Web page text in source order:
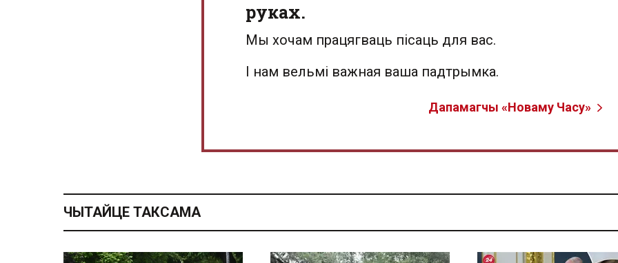
руках.
Мы хочам працягваць пісаць для вас.
І нам вельмі важная ваша падтрымка.
Дапамагчы «Новаму Часу»
ЧЫТАЙЦЕ ТАКСАМА